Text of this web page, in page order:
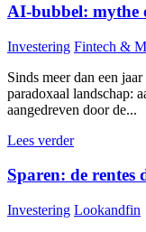
AI-bubbel: mythe
Investering Fintech &
Sinds meer dan een
paradoxaal landschap:
aangedreven door de...
Lees verder
Sparen: de rentes
Investering Lookandfin